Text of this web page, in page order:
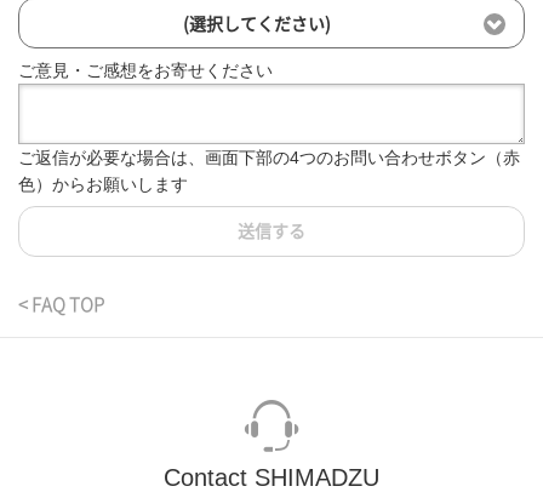
(選択してください)
ご意見・ご感想をお寄せください
ご返信が必要な場合は、画面下部の4つのお問い合わせボタン（赤
色）からお願いします
送信する
< FAQ TOP
Contact SHIMADZU